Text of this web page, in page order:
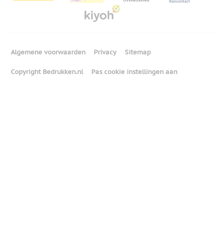
Algemene voorwaarden Privacy Sitemap
Copyright Bedrukken.nl Pas cookie instellingen aan